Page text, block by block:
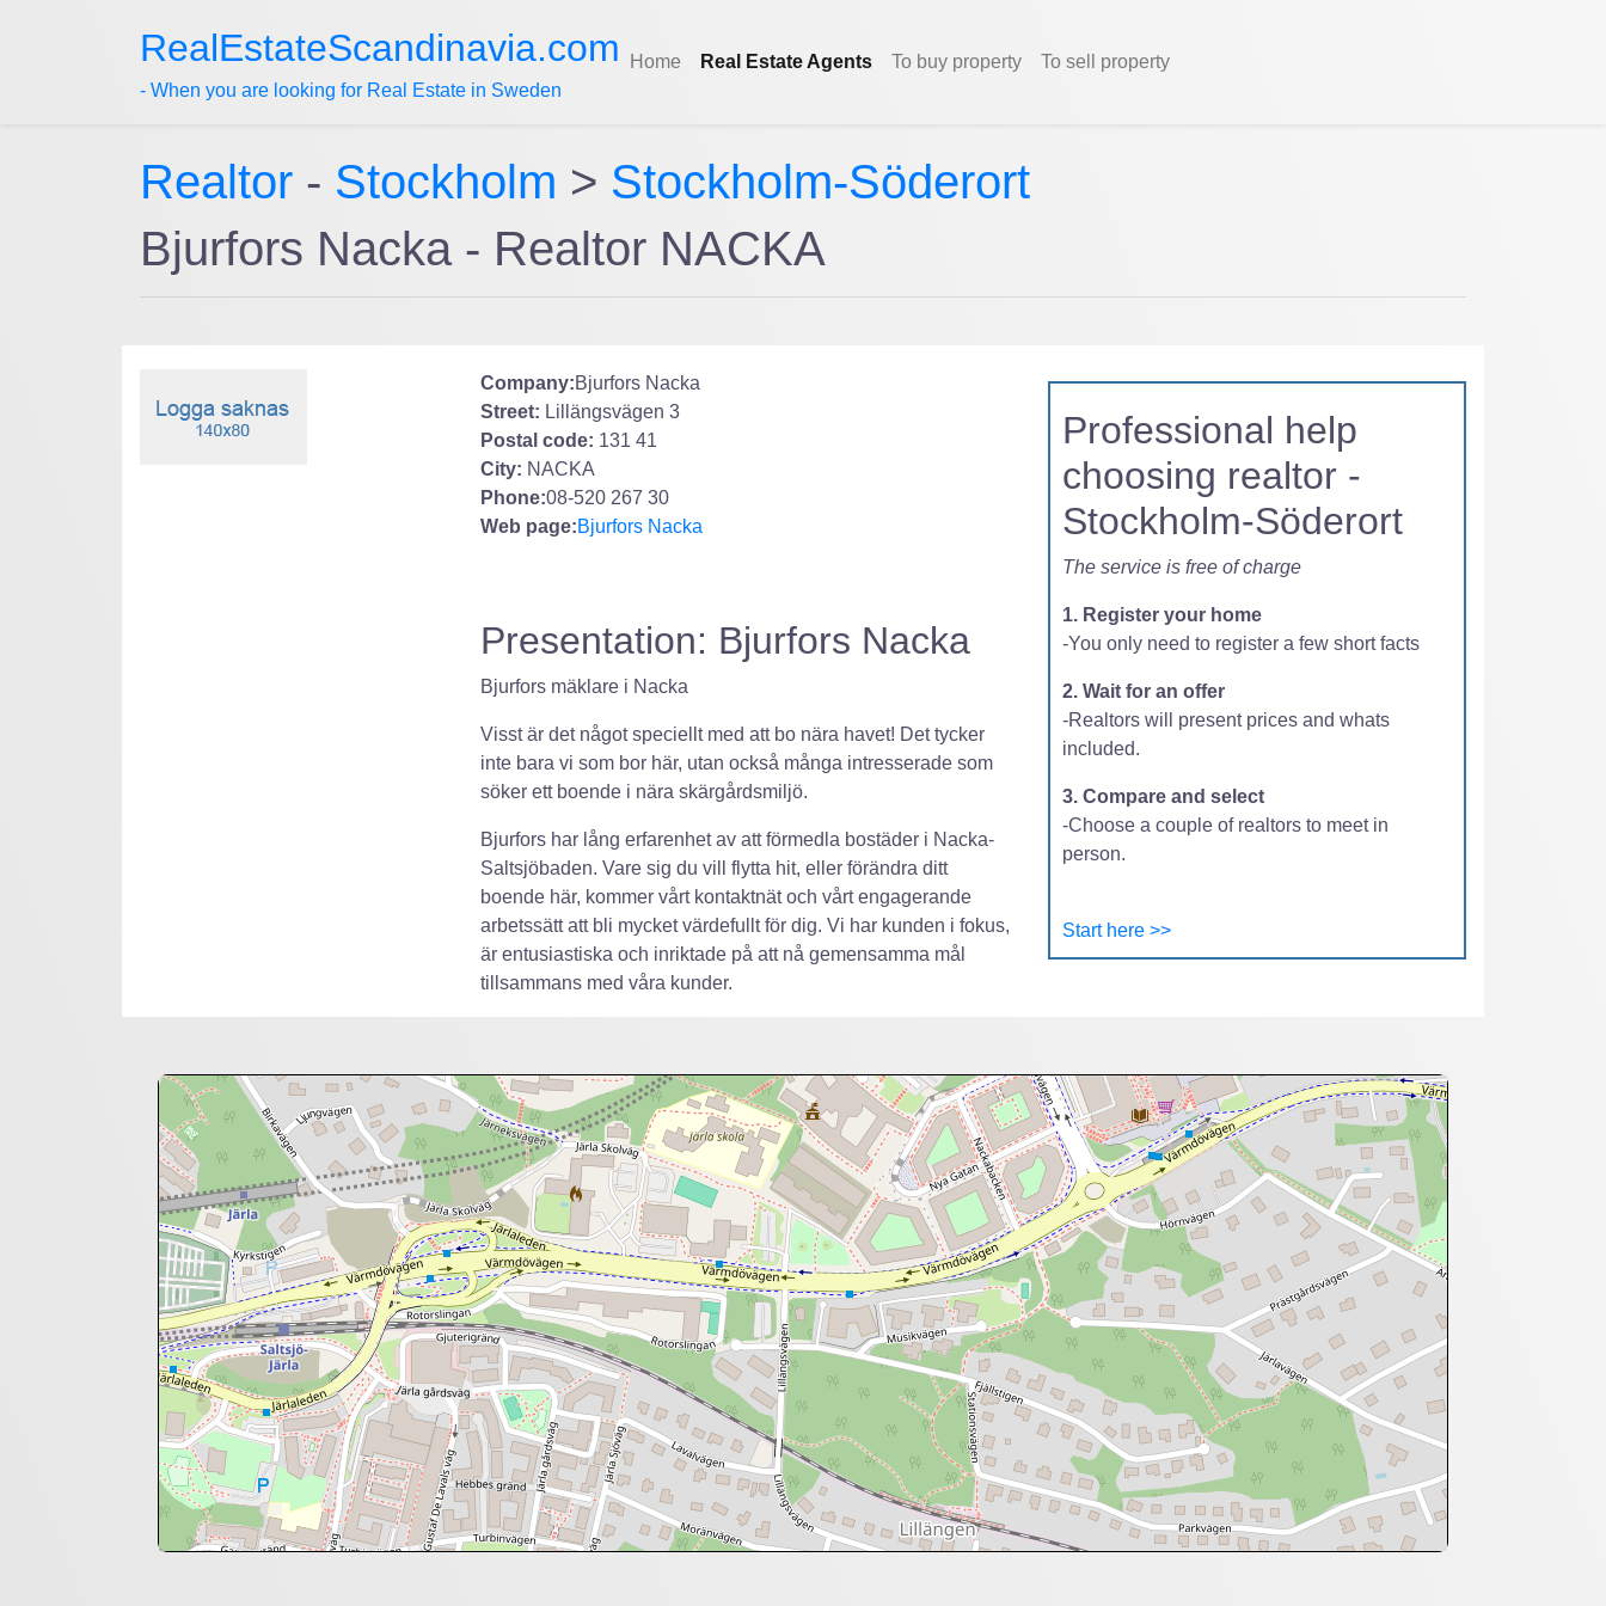
RealEstateScandinavia.com
- When you are looking for Real Estate in Sweden
Home Real Estate Agents To buy property To sell property
Realtor - Stockholm > Stockholm-Söderort
Bjurfors Nacka - Realtor NACKA
Company:Bjurfors Nacka
Street: Lillängsvägen 3
Postal code: 131 41
City: NACKA
Phone:08-520 267 30
Web page:Bjurfors Nacka
Presentation: Bjurfors Nacka
Bjurfors mäklare i Nacka
Visst är det något speciellt med att bo nära havet! Det tycker
inte bara vi som bor här, utan också många intresserade som
söker ett boende i nära skärgårdsmiljö.
Bjurfors har lång erfarenhet av att förmedla bostäder i Nacka-
Saltsjöbaden. Vare sig du vill flytta hit, eller förändra ditt
boende här, kommer vårt kontaktnät och vårt engagerande
arbetssätt att bli mycket värdefullt för dig. Vi har kunden i fokus,
är entusiastiska och inriktade på att nå gemensamma mål
tillsammans med våra kunder.
Professional help
choosing realtor -
Stockholm-Söderort
The service is free of charge
1. Register your home
-You only need to register a few short facts
2. Wait for an offer
-Realtors will present prices and whats
included.
3. Compare and select
-Choose a couple of realtors to meet in
person.
Start here >>